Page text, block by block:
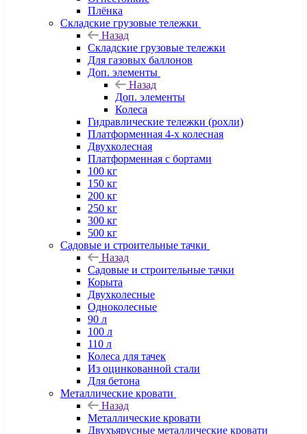
Плёнка
Складские грузовые тележки
Назад
Складские грузовые тележки
Для газовых баллонов
Доп. элементы
Назад
Доп. элементы
Колеса
Гидравлические тележки (рохли)
Платформенная 4-х колесная
Двухколесная
Платформенная с бортами
100 кг
150 кг
200 кг
250 кг
300 кг
500 кг
Садовые и строительные тачки
Назад
Садовые и строительные тачки
Корыта
Двухколесные
Одноколесные
90 л
100 л
110 л
Колеса для тачек
Из оцинкованной стали
Для бетона
Металлические кровати
Назад
Металлические кровати
Двухъярусные металлические кровати